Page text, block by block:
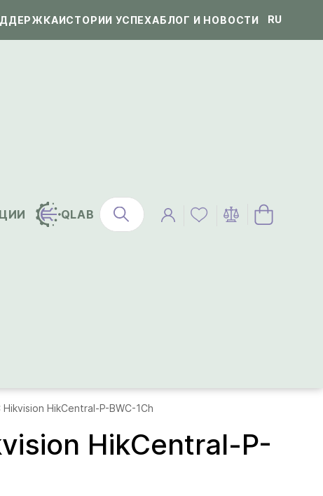
ИСТОРИИ УСПЕХАБЛОГ И НОВОСТИ RU
QLAB
HikCentral-P-BWC-1Ch
HikCentral-P-